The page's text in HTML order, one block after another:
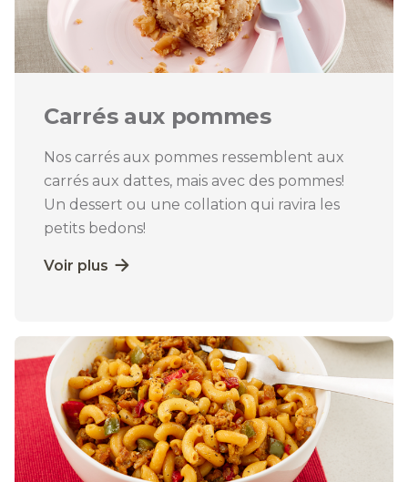
Carrés aux pommes
Nos carrés aux pommes ressemblent aux
carrés aux dattes, mais avec des pommes!
Un dessert ou une collation qui ravira les
petits bedons!
Voir plus